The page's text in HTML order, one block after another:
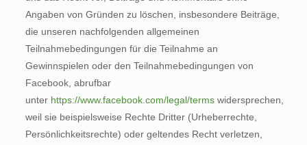
Angaben von Gründen zu löschen, insbesondere Beiträge,
die unseren nachfolgenden allgemeinen
Teilnahmebedingungen für die Teilnahme an
Gewinnspielen oder den Teilnahmebedingungen von
Facebook, abrufbar
unter https://www.facebook.com/legal/termswidersprechen,
weil sie beispielsweise Rechte Dritter (Urheberrechte,
Persönlichkeitsrechte) oder geltendes Recht verletzen,